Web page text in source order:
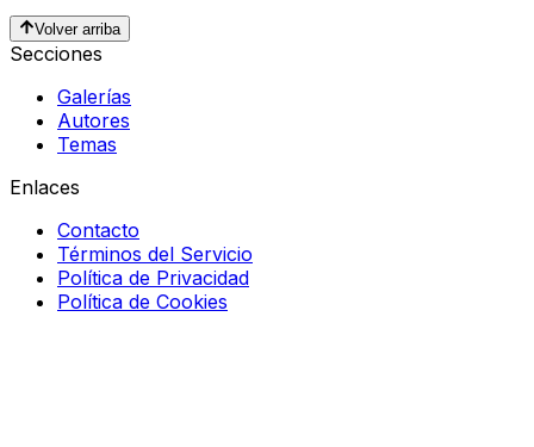
Volver arriba
Secciones
Galerías
Autores
Temas
Enlaces
Contacto
Términos del Servicio
Política de Privacidad
Política de Cookies